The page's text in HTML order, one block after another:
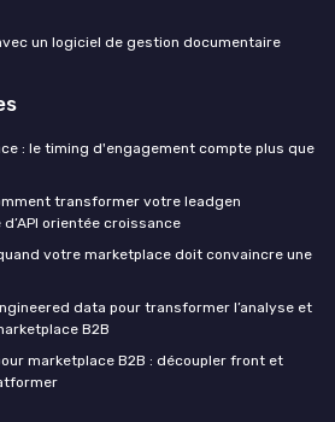
un logiciel de gestion documentaire
: le timing d'engagement compte plus que
transformer votre leadgen
orientée croissance
votre marketplace doit convaincre une
data pour transformer l’analyse et
B2B
marketplace B2B : découpler front et